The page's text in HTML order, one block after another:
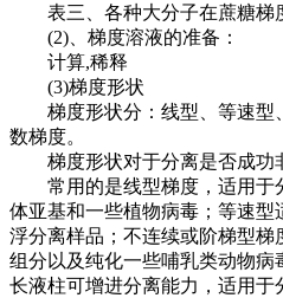
表三、各种大分子在蔗糖梯
(2)、梯度溶液的准备：
计算,稀释
(3)梯度形状
梯度形状分：线型、等速型
数梯度。
梯度形状对于分离是否成功
常用的是线型梯度，适用于
体亚基和一些植物病毒；等速型
浮分离样品；不连续或阶梯型
组分以及纯化一些哺乳类动物病
长液柱可增进分离能力，适用于